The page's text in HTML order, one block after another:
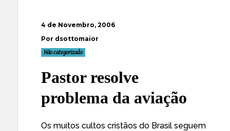
4 de Novembro, 2006
Por dsottomaior
Não categorizado
Pastor resolve
problema da aviação
Os muitos cultos cristãos do Brasil seguem